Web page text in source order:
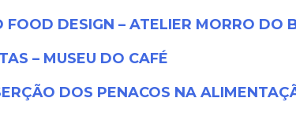
DESIGN – ATELIER MORRO DO
– MUSEU DO CAFÉ
DOS PENACOS NA